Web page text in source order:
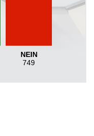
NEIN
749